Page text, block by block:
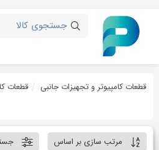
جستجوی کالا
قطعات کامپیوتر و تجهیزات جانبی قطعات
مرتب سازی بر اساس